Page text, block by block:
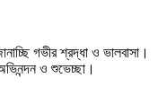
গভীর শ্রদ্ধা ও ভালবাসা।
ও শুভেচ্ছা।